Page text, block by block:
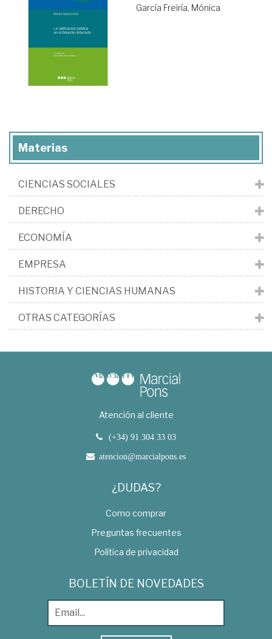
García Freiría, Mónica
Materias
CIENCIAS SOCIALES
DERECHO
ECONOMÍA
EMPRESA
HISTORIA Y CIENCIAS HUMANAS
OTRAS CATEGORÍAS
Atención al cliente
(+34) 91 304 33 03
atencion@marcialpons.es
¿DUDAS?
Como comprar
Preguntas frecuentes
Política de privacidad
BOLETÍN DE NOVEDADES